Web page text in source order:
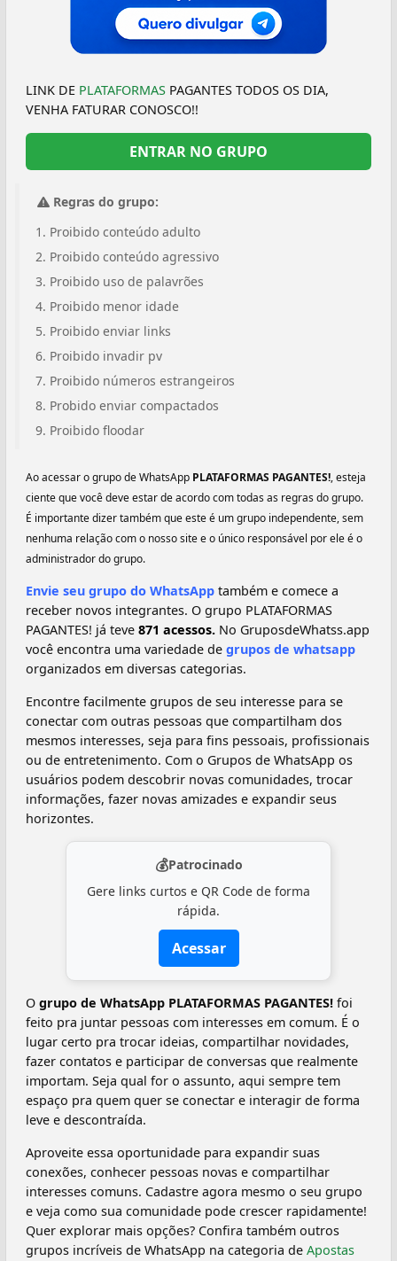
LINK DE PLATAFORMAS PAGANTES TODOS OS DIA,
VENHA FATURAR CONOSCO!!
ENTRAR NO GRUPO
Regras do grupo:
Proibido conteúdo adulto
Proibido conteúdo agressivo
Proibido uso de palavrões
Proibido menor idade
Proibido enviar links
Proibido invadir pv
Proibido números estrangeiros
Probido enviar compactados
Proibido floodar
Ao acessar o grupo de WhatsApp PLATAFORMAS PAGANTES!, esteja
ciente que você deve estar de acordo com todas as regras do grupo.
É importante dizer também que este é um grupo independente, sem
nenhuma relação com o nosso site e o único responsável por ele é o
administrador do grupo.
Envie seu grupo do WhatsApp também e comece a
receber novos integrantes. O grupo PLATAFORMAS
PAGANTES! já teve 871 acessos. No GruposdeWhatss.app
você encontra uma variedade de grupos de whatsapp
organizados em diversas categorias.
Encontre facilmente grupos de seu interesse para se
conectar com outras pessoas que compartilham dos
mesmos interesses, seja para fins pessoais, profissionais
ou de entretenimento. Com o Grupos de WhatsApp os
usuários podem descobrir novas comunidades, trocar
informações, fazer novas amizades e expandir seus
horizontes.
💰Patrocinado
Gere links curtos e QR Code de forma
rápida.
Acessar
O grupo de WhatsApp PLATAFORMAS PAGANTES! foi
feito pra juntar pessoas com interesses em comum. É o
lugar certo pra trocar ideias, compartilhar novidades,
fazer contatos e participar de conversas que realmente
importam. Seja qual for o assunto, aqui sempre tem
espaço pra quem quer se conectar e interagir de forma
leve e descontraída.
Aproveite essa oportunidade para expandir suas
conexões, conhecer pessoas novas e compartilhar
interesses comuns. Cadastre agora mesmo o seu grupo
e veja como sua comunidade pode crescer rapidamente!
Quer explorar mais opções? Confira também outros
grupos incríveis de WhatsApp na categoria de Apostas